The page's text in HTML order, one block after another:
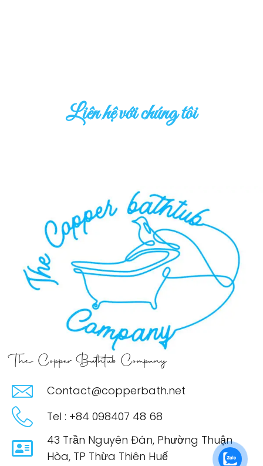
Liên hệ với chúng tôi
The Copper Bathtub Company
Contact@copperbath.net
Tel : +84 098407 48 68
43 Trần Nguyên Đán, Phường Thuận
Hòa, TP Thừa Thiên Huế